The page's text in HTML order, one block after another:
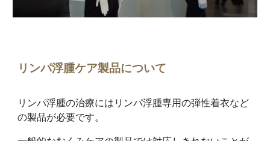
リンパ浮腫ケア製品について
リンパ浮腫の治療にはリンパ浮腫専用の弾性着衣など
の製品が必要です。